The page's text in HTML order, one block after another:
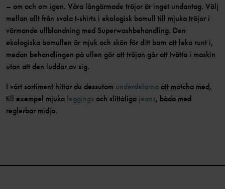
– om och om igen. Våra långärmade tröjor är inget undantag. Välj
mellan allt från svala t-shirts i ekologisk bomull till mjuka tröjor i
värmande ullblandning med Superwashbehandling. Den
ekologiska bomullen är mjuk och skön för ditt barn att leka runt i,
medan behandlingen på ullen gör att tröjan går att tvätta i maskin
utan att den luddar av sig.
I vårt sortiment hittar du dessutom underdelarna att matcha med,
till exempel mjuka leggings och slittåliga jeans, båda med
reglerbar midja.